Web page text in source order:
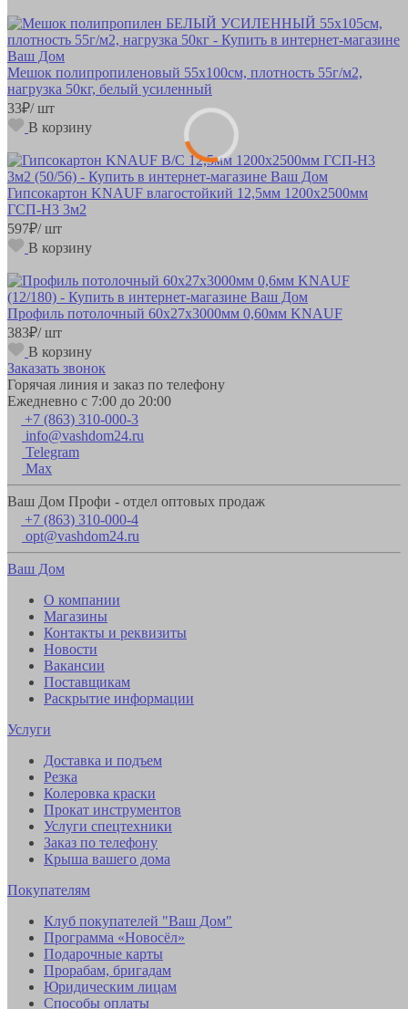
Мешок полипропиленовый 55х100см, плотность 55г/м2,
нагрузка 50кг, белый усиленный
33₽/ шт
В корзину
Гипсокартон KNAUF влагостойкий 12,5мм 1200х2500мм
ГСП-Н3 3м2
597₽/ шт
В корзину
Профиль потолочный 60х27х3000мм 0,60мм KNAUF
383₽/ шт
В корзину
Заказать звонок
Горячая линия и заказ по телефону
Ежедневно с 7:00 до 20:00
+7 (863) 310-000-3
info@vashdom24.ru
Telegram
Max
Ваш Дом Профи - отдел оптовых продаж
+7 (863) 310-000-4
opt@vashdom24.ru
Ваш Дом
О компании
Магазины
Контакты и реквизиты
Новости
Вакансии
Поставщикам
Раскрытие информации
Услуги
Доставка и подъем
Резка
Колеровка краски
Прокат инструментов
Услуги спецтехники
Заказ по телефону
Крыша вашего дома
Покупателям
Клуб покупателей "Ваш Дом"
Программа «Новосёл»
Подарочные карты
Прорабам, бригадам
Юридическим лицам
Способы оплаты